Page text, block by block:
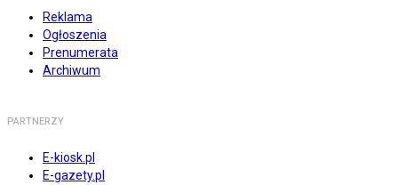
Reklama
Ogłoszenia
Prenumerata
Archiwum
PARTNERZY
E-kiosk.pl
E-gazety.pl